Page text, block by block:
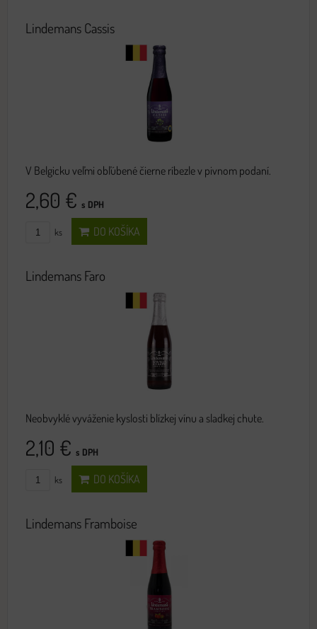
Lindemans Cassis
V Belgicku veľmi obľúbené čierne ríbezle v pivnom podaní.
2,60 € s DPH
ks DO KOŠÍKA
Lindemans Faro
Neobvyklé vyváženie kyslosti blízkej vínu a sladkej chute.
2,10 € s DPH
ks DO KOŠÍKA
Lindemans Framboise